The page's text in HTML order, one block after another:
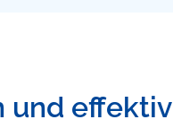
und effektiv